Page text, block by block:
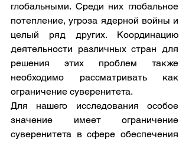
глобальными. Среди них глобальное
потепление, угроза ядерной войны и
целый ряд других. Координацию
деятельности различных стран для
решения этих проблем также
необходимо рассматривать как
ограничение суверенитета.
Для нашего исследования особое
значение имеет ограничение
суверенитета в сфере обеспечения